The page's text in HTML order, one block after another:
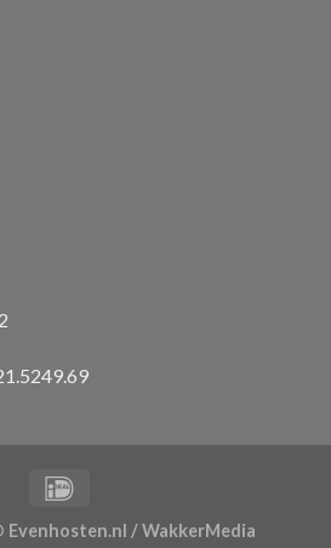
Evenhosten.nl / WakkerMedia